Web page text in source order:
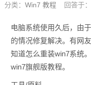
分类： Win7 教程 回答于：
电脑系统使用久后，由
的情况修复解决。有网
知道怎么重装win7系统
win7旗舰版教程。